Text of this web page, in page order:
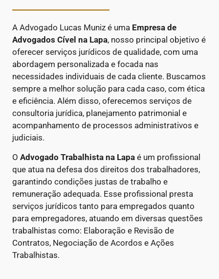
A Advogado Lucas Muniz é uma Empresa de
Advogados Cível na Lapa, nosso principal objetivo é
oferecer serviços jurídicos de qualidade, com uma
abordagem personalizada e focada nas
necessidades individuais de cada cliente. Buscamos
sempre a melhor solução para cada caso, com ética
e eficiência. Além disso, oferecemos serviços de
consultoria jurídica, planejamento patrimonial e
acompanhamento de processos administrativos e
judiciais.
O Advogado Trabalhista na Lapa é um profissional
que atua na defesa dos direitos dos trabalhadores,
garantindo condições justas de trabalho e
remuneração adequada. Esse profissional presta
serviços jurídicos tanto para empregados quanto
para empregadores, atuando em diversas questões
trabalhistas como: Elaboração e Revisão de
Contratos, Negociação de Acordos e Ações
Trabalhistas.